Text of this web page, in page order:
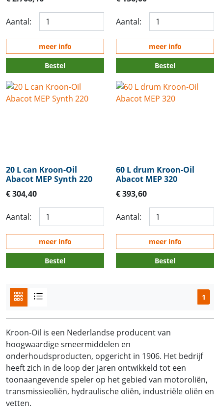
Aantal:
meer info
Bestel
Aantal:
meer info
Bestel
20 L can Kroon-Oil
Abacot MEP Synth 220
€ 304,40
Aantal:
meer info
Bestel
60 L drum Kroon-Oil
Abacot MEP 320
€ 393,60
Aantal:
meer info
Bestel
1
Kroon-Oil is een Nederlandse producent van
hoogwaardige smeermiddelen en
onderhoudsproducten, opgericht in 1906. Het bedrijf
heeft zich in de loop der jaren ontwikkeld tot een
toonaangevende speler op het gebied van motoroliën,
transmissieoliën, hydraulische oliën, industriële oliën en
vetten.